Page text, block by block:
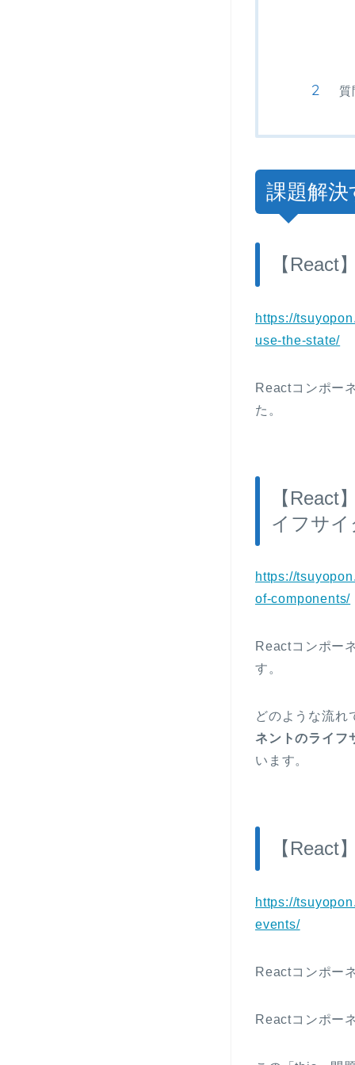
課題解
【
https://
use-the-state/
Reactコンポー
た。
【
イフサ
https://
of-components/
Reactコンポー
す。
どのような流れ
ネントのライフ
います。
【
https://
events/
Reactコンポー
Reactコンポー